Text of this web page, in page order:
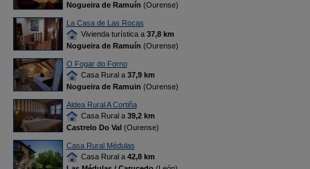
Nogueira de Ramuín (Ourense)
La Casa de Las Rocas
Vivienda turística a 37,8 km
Nogueira de Ramuín (Ourense)
O Fogar do Forno
Casa Rural a 37,9 km
Nogueira de Ramuin (Ourense)
Aldea Rural A Cortiña
Casa Rural a 39,2 km
Castrelo Do Val(Ourense)
Casa Rural Médulas
Casa Rural a 42,8 km